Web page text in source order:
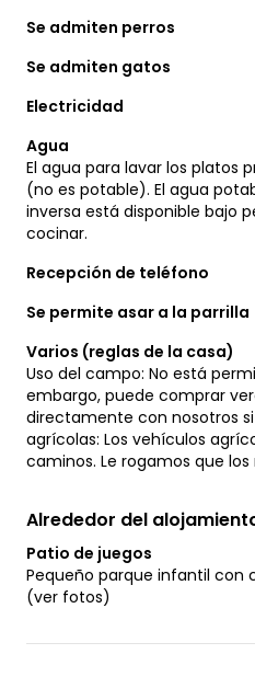
Se admiten perros
Se admiten gatos
Electricidad
Agua
El agua para lavar los platos
(no es potable). El agua
inversa está disponible bajo
cocinar.
Recepción de teléfono
Se permite asar a la parrilla
Varios (reglas de la casa)
Uso del campo: No está
embargo, puede comprar
directamente con nosotros
agrícolas: Los vehículos
caminos. Le rogamos que
Alrededor del
Patio de juegos
Pequeño parque infantil con
(ver fotos)